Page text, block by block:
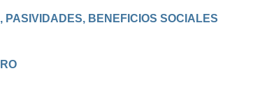
PASIVIDADES, BENEFICIOS SOCIALES